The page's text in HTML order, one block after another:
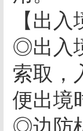
【出入
◎出入
索取，
便出境
◎边防